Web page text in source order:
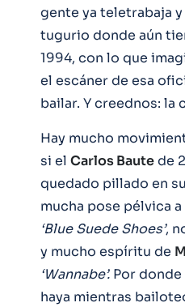
gente ya teletrabaja
tugurio donde aún
1994, con lo que
el escáner de esa
bailar. Y creednos: la
Hay mucho
si el Carlos Bautede
quedado pillado en
mucha pose pélvica a
‘Blue Suede Shoes’,
y mucho espíritu de
‘Wannabe’. Por
haya mientras